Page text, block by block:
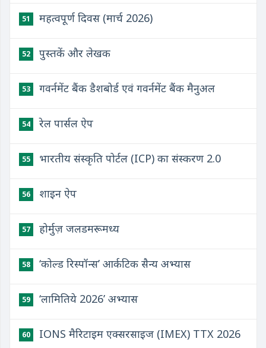
51 महत्वपूर्ण दिवस (मार्च 2026)
52 पुस्तकें और लेखक
53 गवर्नमेंट बैंक डैशबोर्ड एवं गवर्नमेंट बैंक मैनुअल
54 रेल पार्सल ऐप
55 भारतीय संस्कृति पोर्टल (ICP) का संस्करण 2.0
56 शाइन ऐप
57 होर्मुज़ जलडमरूमध्य
58 ‘कोल्ड रिस्पॉन्स’ आर्कटिक सैन्य अभ्यास
59 ‘लामितिये 2026’ अभ्यास
60 IONS मैरिटाइम एक्सरसाइज (IMEX) TTX 2026